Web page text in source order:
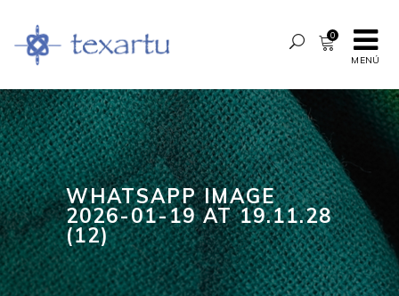
MENÚ
0
WHATSAPP IMAGE
2026-01-19 AT 19.11.28
(12)